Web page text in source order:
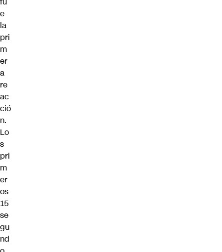
e
la
pri
m
er
a
re
ac
ció
n.
Lo
s
pri
m
er
os
15
se
gu
nd